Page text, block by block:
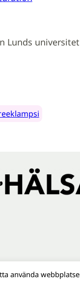
Lunds universitet
använda